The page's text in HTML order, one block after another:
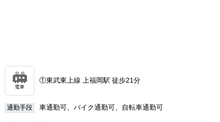
電車
①東武東上線 上福岡駅 徒歩21分
通勤手段 車通勤可、バイク通勤可、自転車通勤可